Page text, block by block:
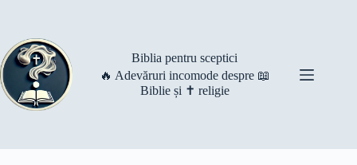
Biblia pentru sceptici
🔥 Adevăruri incomode despre 📖
Biblie și ✝️ religie